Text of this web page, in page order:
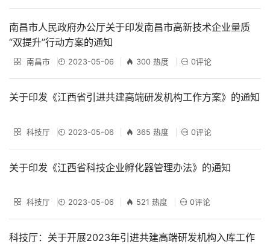
南昌市人民政府办公厅关于印发南昌市高新技术企业量质
“双提升”行动方案的通知
南昌市 2023-05-06 300 热度 0评论
关于印发《江西省引进共建高端研发机构工作方案》的通知
科技厅 2023-05-06 365 热度 0评论
关于印发《江西省科技企业孵化器管理办法》的通知
科技厅 2023-05-06 521 热度 0评论
科技厅：关于开展2023年引进共建高端研发机构入库工作